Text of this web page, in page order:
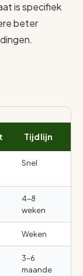
is specifiek
beter
Tijdlijn
Snel
4–8
weken
Weken
3–6
maande